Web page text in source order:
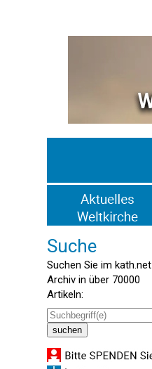
Suche
Suchen Sie im kath.net
Archiv in über 70000
Artikeln: